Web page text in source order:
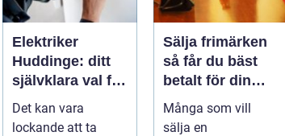
Elektriker
Huddinge: ditt
självklara val för
säker
elinstallation
Det kan vara
lockande att ta
Sälja frimärken
så får du bäst
betalt för din
samling
Många som vill
sälja en